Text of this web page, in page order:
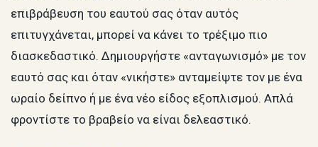
επιβράβευση του εαυτού σας όταν αυτός
επιτυγχάνεται, μπορεί να κάνει το τρέξιμο πιο
διασκεδαστικό. Δημιουργήστε «ανταγωνισμό» με τον
εαυτό σας και όταν «νικήστε» ανταμείψτε τον με ένα
ωραίο δείπνο ή με ένα νέο είδος εξοπλισμού. Απλά
φροντίστε το βραβείο να είναι δελεαστικό.